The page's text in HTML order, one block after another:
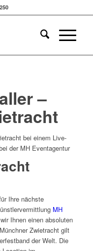
–
Ihre nächste
MH
Ihnen einen absoluten
Zwietracht gilt
der Welt. Die